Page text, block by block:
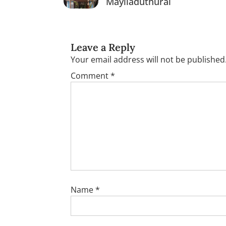
Leave a Reply
Your email address will not be
Comment*
Name*